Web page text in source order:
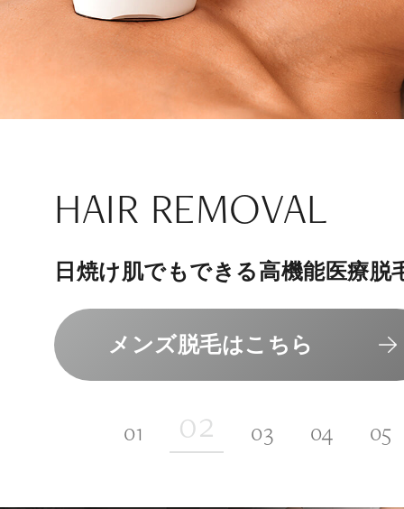
上質な美容医療サービスを提供し
人気メニューはこちら
HAIR REMOVAL
日焼け肌でもできる高機能医療脱
メンズ脱毛はこちら
組めるスキンケアトライアル
スキンケアトライアルはこ
PHILOSOPHY
“男性”特化の美容
コンセプトはこちら
内側から若々しく健康な身体へ
エクソソーム療法はこちら
NAD+点滴はこちら
INVITATION
メンバーシップを、最高のギフト
メンバーシップのご案内